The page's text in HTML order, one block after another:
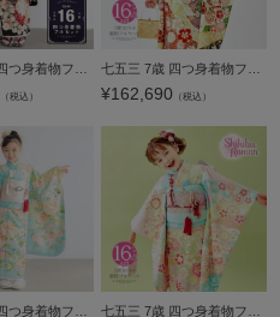
（税込） ¥162,690 （税込）